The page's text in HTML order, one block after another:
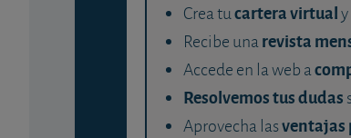
Crea tucartera virtual
Recibe unarevista
Accede en la web a
Resolvemos tus dudas
Aprovecha lasventajas